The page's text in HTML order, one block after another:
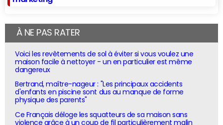
À NE PAS RATER
Voici les revêtements de sol à éviter si vous voulez une
maison facile à nettoyer - un en particulier est même
dangereux
Bertrand, maître-nageur : "Les principaux accidents
d'enfants en piscine sont dus au manque de forme
physique des parents"
Ce Français déloge les squatteurs de sa maison sans
violence grâce à un coup de fil particulièrement malin